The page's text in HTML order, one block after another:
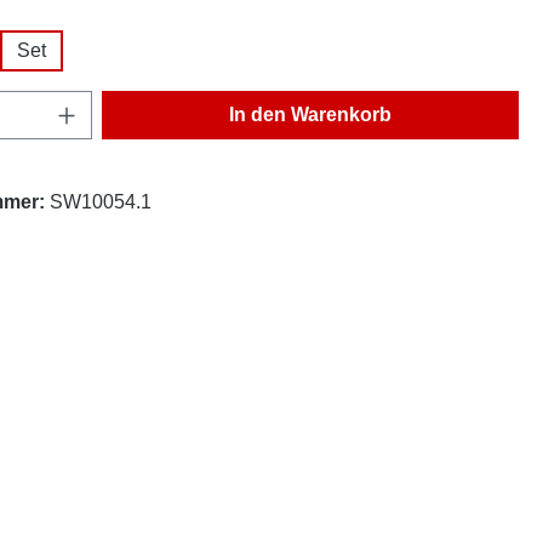
Set
Anzahl: Gib den gewünschten Wert ein
In den Warenkorb
SW10054.1